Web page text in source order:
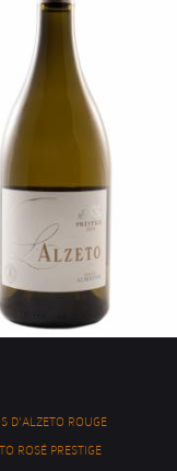
D'ALZETO ROUGE
ROSÉ PRESTIGE